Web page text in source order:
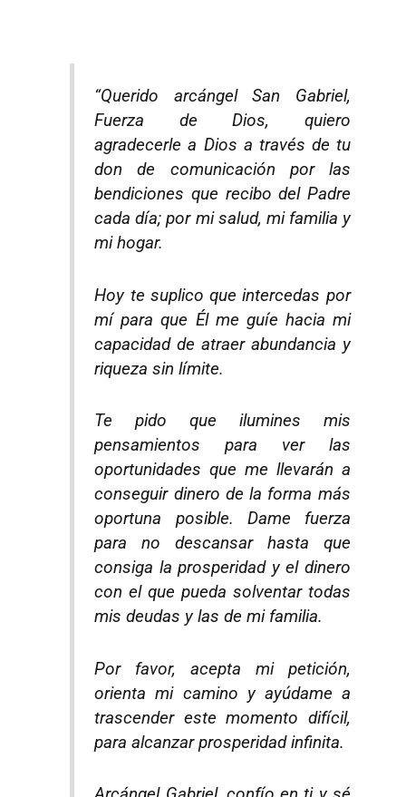
“Querido arcángel San Gabriel,
Fuerza de Dios, quiero
agradecerle a Dios a través de tu
don de comunicación por las
bendiciones que recibo del Padre
cada día; por mi salud, mi familia y
mi hogar.
Hoy te suplico que intercedas por
mí para que Él me guíe hacia mi
capacidad de atraer abundancia y
riqueza sin límite.
Te pido que ilumines mis
pensamientos para ver las
oportunidades que me llevarán a
conseguir dinero de la forma más
oportuna posible. Dame fuerza
para no descansar hasta que
consiga la prosperidad y el dinero
con el que pueda solventar todas
mis deudas y las de mi familia.
Por favor, acepta mi petición,
orienta mi camino y ayúdame a
trascender este momento difícil,
para alcanzar prosperidad infinita.